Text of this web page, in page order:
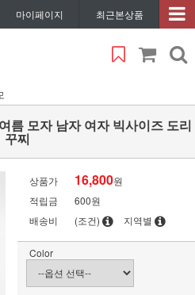
마이페이지 최근본상품
름 모자 남자 여자 빅사이즈 도리
꾸찌
상품가 16,800원
적립금
600원
배송비
(조건) 지역별
Color